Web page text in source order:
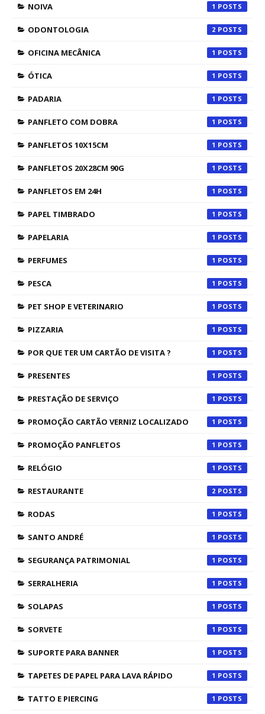
NOIVA 1
ODONTOLOGIA 2
OFICINA MECÂNICA 1
ÓTICA 1
PADARIA 1
PANFLETO COM DOBRA 1
PANFLETOS 10X15CM 1
PANFLETOS 20X28CM 90G 1
PANFLETOS EM 24H 1
PAPEL TIMBRADO 1
PAPELARIA 1
PERFUMES 1
PESCA 1
PET SHOP E VETERINARIO 1
PIZZARIA 1
POR QUE TER UM CARTÃO DE VISITA ? 1
PRESENTES 1
PRESTAÇÃO DE SERVIÇO 1
PROMOÇÃO CARTÃO VERNIZ LOCALIZADO 1
PROMOÇÃO PANFLETOS 1
RELÓGIO 1
RESTAURANTE 2
RODAS 1
SANTO ANDRÉ 1
SEGURANÇA PATRIMONIAL 1
SERRALHERIA 1
SOLAPAS 1
SORVETE 1
SUPORTE PARA BANNER 1
TAPETES DE PAPEL PARA LAVA RÁPIDO 1
TATTO E PIERCING 1